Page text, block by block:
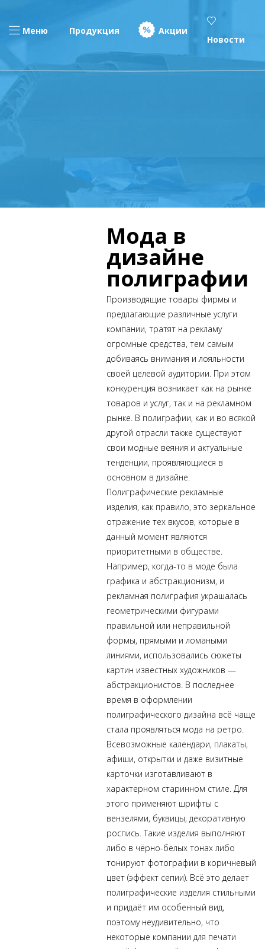
Меню Продукция
Акции
Новости
Мода в
дизайне
полиграфии
Производящие товары фирмы и
предлагающие различные услуги
компании, тратят на рекламу
огромные средства, тем самым
добиваясь внимания и лояльности
своей целевой аудитории. При этом
конкуренция возникает как на рынке
товаров и услуг, так и на рекламном
рынке. В полиграфии, как и во всякой
другой отрасли также существуют
свои модные веяния и актуальные
тенденции, проявляющиеся в
основном в дизайне.
Полиграфические рекламные
изделия, как правило, это зеркальное
отражение тех вкусов, которые в
данный момент являются
приоритетными в обществе.
Например, когда-то в моде была
графика и абстракционизм, и
рекламная полиграфия украшалась
геометрическими фигурами
правильной или неправильной
формы, прямыми и ломаными
линиями, использовались сюжеты
картин известных художников —
абстракционистов. В последнее
время в оформлении
полиграфического дизайна всё чаще
стала проявляться мода на ретро.
Всевозможные календари, плакаты,
афиши, открытки и даже визитные
карточки изготавливают в
характерном старинном стиле. Для
этого применяют шрифты с
вензелями, буквицы, декоративную
роспись. Такие изделия выполняют
либо в чёрно-белых тонах либо
тонируют фотографии в коричневый
цвет (эффект сепии). Всё это делает
полиграфические изделия стильными
и придаёт им особенный вид,
поэтому неудивительно, что
некоторые компании для печати